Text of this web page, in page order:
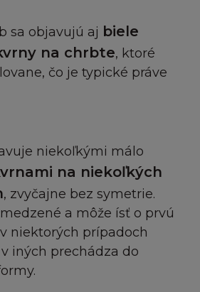
sa objavujú aj biele
na chrbte, ktoré
čo je typické práve
niekoľkými málo
na niekoľkých
, zvyčajne bez symetrie.
a môže ísť o prvú
niektorých prípadoch
iných prechádza do
možnosti. Kogentní
o náhradě škody tím nejsou
A NAŘÍZENÍ
osobě, pokud jí z jakéhokoliv
publikování nebo
Ti, kterým je z tohoto titulu
se na stránku nesmí připojit.
že jak Stránka tak Obsah
nebo jsou povoleny
jurisdikce. Ti, kteří se
tak činí z vlastního popudu a